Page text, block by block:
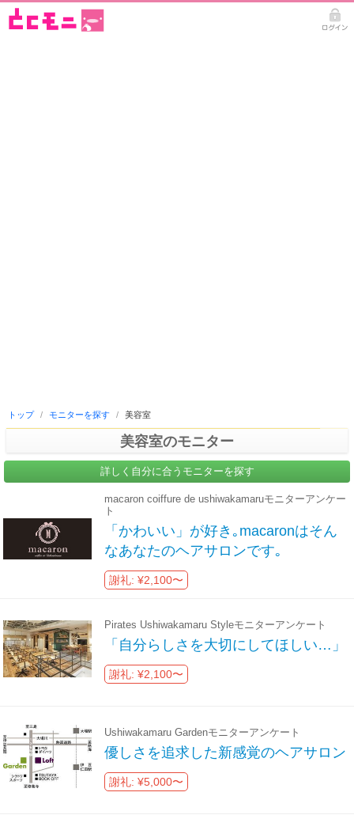
トップ / モニターを探す / 美容室
美容室のモニター
詳しく自分に合うモニターを探す
macaron coiffure de ushiwakamaruモニターアンケー
ト
「かわいい」が好き｡macaronはそん
なあなたのヘアサロンです｡
謝礼: ¥2,100〜
Pirates Ushiwakamaru Styleモニターアンケート
「自分らしさを大切にしてほしい…」
謝礼: ¥2,100〜
Ushiwakamaru Gardenモニターアンケート
優しさを追求した新感覚のヘアサロン
謝礼: ¥5,000〜